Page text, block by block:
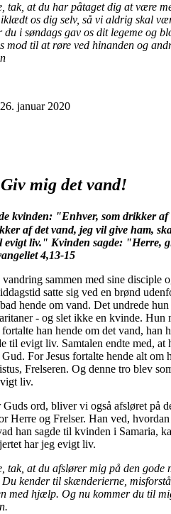
tak, at du har påtaget dig at være
os dig selv, så vi aldrig skal
du i søndags gav os dit legeme og
mod til at røre ved hinanden og
januar 2020
Giv mig det vand!
kvinden: "Enhver, som drikker af
af det vand, jeg vil give ham,
evigt liv." Kvinden sagde: "Herre,
4,13-15
vandring sammen med sine disciple
satte sig ved en brønd
hende om vand. Det undrede
- og slet ikke en kvinde. Hun
han hende om det vand, han
til evigt liv. Samtalen endte med, at
For Jesus fortalte hende alt om
Frelseren. Og denne tro blev
liv.
ord, bliver vi også afsløret på
Herre og Frelser. Han ved,
han sagde til kvinden i Samaria,
har jeg evigt liv.
tak, at du afslører mig på den gode
kender til skænderierne,
med hjælp. Og nu kommer du til